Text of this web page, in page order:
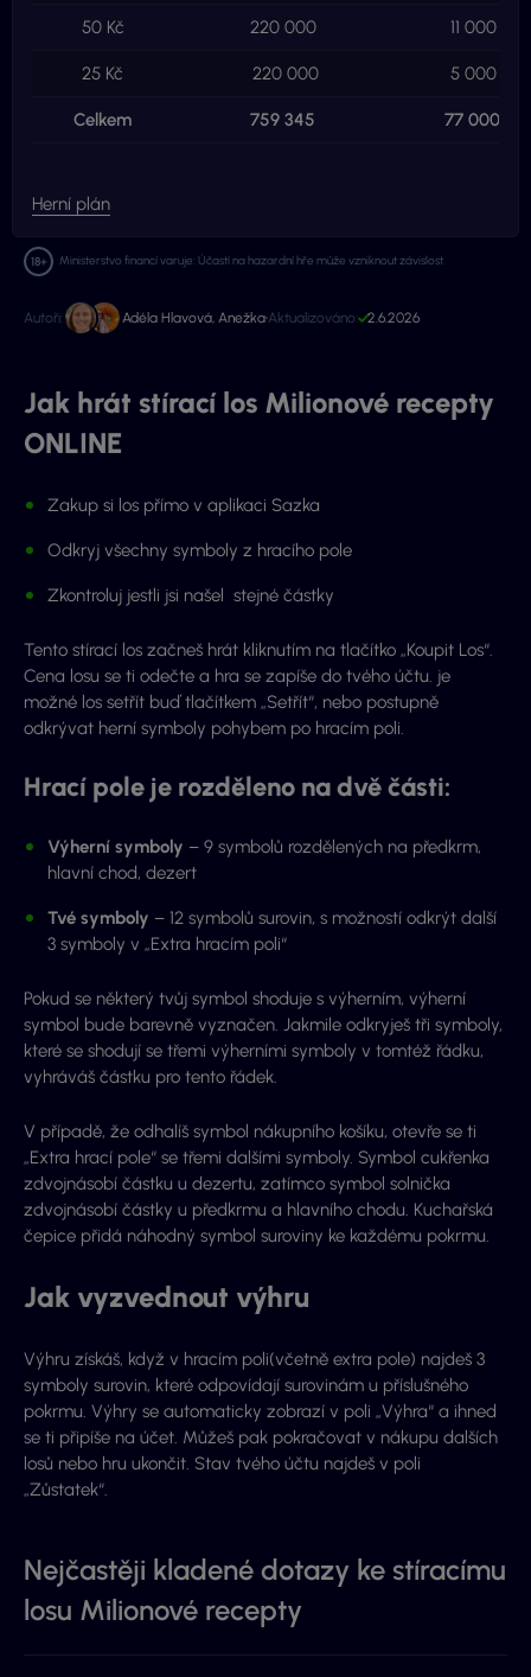
50 Kč 220 000 11 000
25 Kč 220 000 5 000
Celkem 759 345 77 000
Herní plán
Ministerstvo financí varuje: Účastí na hazardní hře může vzniknout závislost.
Autoři: Adéla Hlavová, Anežka Aktualizováno: 2.6.2026
Jak hrát stírací los Milionové recepty
ONLINE
Zakup si los přímo v aplikaci Sazka
Odkryj všechny symboly z hracího pole
Zkontroluj jestli jsi našel stejné částky
Tento stírací los začneš hrát kliknutím na tlačítko „Koupit Los“.
Cena losu se ti odečte a hra se zapíše do tvého účtu. je
možné los setřít buď tlačítkem „Setřít“, nebo postupně
odkrývat herní symboly pohybem po hracím poli.
Hrací pole je rozděleno na dvě části:
Výherní symboly – 9 symbolů rozdělených na předkrm,
hlavní chod, dezert
Tvé symboly – 12 symbolů surovin, s možností odkrýt další
3 symboly v „Extra hracím poli“
Pokud se některý tvůj symbol shoduje s výherním, výherní
symbol bude barevně vyznačen. Jakmile odkryješ tři symboly,
které se shodují se třemi výherními symboly v tomtéž řádku,
vyhráváš částku pro tento řádek.
V případě, že odhalíš symbol nákupního košíku, otevře se ti
„Extra hrací pole“ se třemi dalšími symboly. Symbol cukřenka
zdvojnásobí částku u dezertu, zatímco symbol solnička
zdvojnásobí částky u předkrmu a hlavního chodu. Kuchařská
čepice přidá náhodný symbol suroviny ke každému pokrmu.
Jak vyzvednout výhru
Výhru získáš, když v hracím poli(včetně extra pole) najdeš 3
symboly surovin, které odpovídají surovinám u příslušného
pokrmu. Výhry se automaticky zobrazí v poli „Výhra“ a ihned
se ti připíše na účet. Můžeš pak pokračovat v nákupu dalších
losů nebo hru ukončit. Stav tvého účtu najdeš v poli
„Zůstatek“.
Nejčastěji kladené dotazy ke stíracímu
losu Milionové recepty